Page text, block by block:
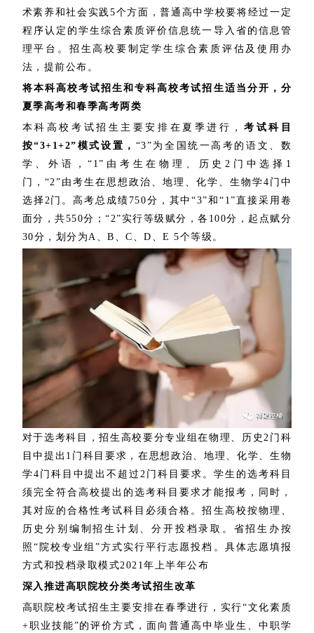
术素养和社会实践5个方面，普通高中学校要将经过一定
程序认定的学生综合素质评价信息统一导入省的信息管
理平台。招生高校要制定学生综合素质评估及使用办
法，提前公布。
将本科高校考试招生和专科高校考试招生适当分开，分
夏季高考和春季高考两类
本科高校考试招生主要安排在夏季进行，考试科目
按“3+1+2”模式设置， “3”为全国统一高考的语文、数
学、外语，“1”由考生在物理、历史2门中选择1
门，“2”由考生在思想政治、地理、化学、生物学4门中
选择2门。高考总成绩750分，其中“3”和“1”直接采用卷
面分，共550分；“2”实行等级赋分，各100分，起点赋分
30分，划分为A、B、C、D、E 5个等级。
对于选考科目，招生高校要分专业组在物理、历史2门科
目中提出1门科目要求，在思想政治、地理、化学、生物
学4门科目中提出不超过2门科目要求。学生的选考科目
须完全符合高校提出的选考科目要求才能报考，同时，
其对应的合格性考试科目必须合格。招生高校按物理、
历史分别编制招生计划、分开投档录取。省招生办按
照“院校专业组”方式实行平行志愿投档。具体志愿填报
方式和投档录取模式2021年上半年公布
深入推进高职院校分类考试招生改革
高职院校考试招生主要安排在春季进行，实行“文化素质
+职业技能”的评价方式，面向普通高中毕业生、中职学